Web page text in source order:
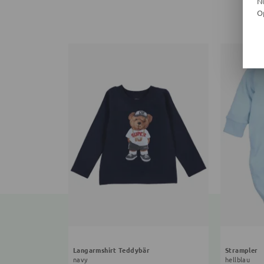
Langarmshirt Teddybär
navy
Strampler
hellblau